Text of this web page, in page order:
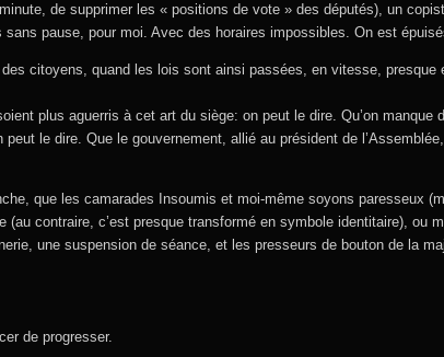
de supprimer les « positions de vote » des députés), un
pause, pour moi. Avec des horaires impossibles. On est
citoyens, quand les lois sont ainsi passées, en vitesse, presque
plus aguerris à cet art du siège: on peut le dire. Qu’on manque
peut le dire. Que le gouvernement, allié au président de
que les camarades Insoumis et moi-même soyons paresseux
(au contraire, c’est presque transformé en symbole identitaire), ou
une suspension de séance, et les presseurs de bouton de la
de progresser.